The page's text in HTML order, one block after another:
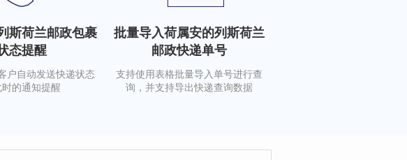
斯荷兰邮政包裹
态提醒
户自动发送快递状态
的通知提醒
批量导入荷属安的列斯荷兰
邮政快递单号
支持使用表格批量导入单号进行查
询，并支持导出快递查询数据